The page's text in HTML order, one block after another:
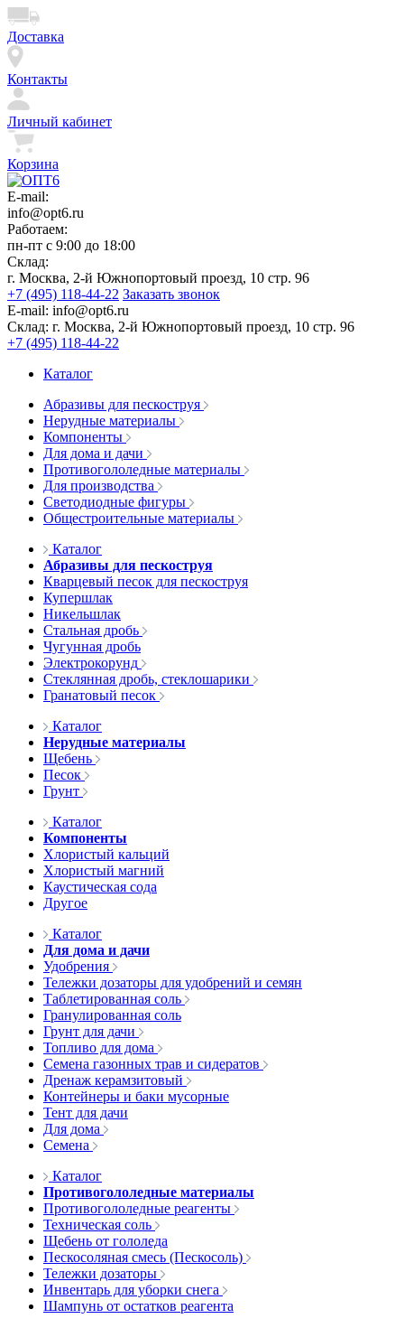
Доставка
Контакты
Личный кабинет
Корзина
E-mail:
info@opt6.ru
Работаем:
пн-пт с 9:00 до 18:00
Склад:
г. Москва, 2-й Южнопортовый проезд, 10 стр. 96
+7 (495) 118-44-22 Заказать звонок
E-mail: info@opt6.ru
Склад: г. Москва, 2-й Южнопортовый проезд, 10 стр. 96
+7 (495) 118-44-22
Каталог
Абразивы для пескоструя
Нерудные материалы
Компоненты
Для дома и дачи
Противогололедные материалы
Для производства
Светодиодные фигуры
Общестроительные материалы
Каталог
Абразивы для пескоструя
Кварцевый песок для пескоструя
Купершлак
Никельшлак
Стальная дробь
Чугунная дробь
Электрокорунд
Стеклянная дробь, стеклошарики
Гранатовый песок
Каталог
Нерудные материалы
Щебень
Песок
Грунт
Каталог
Компоненты
Хлористый кальций
Хлористый магний
Каустическая сода
Другое
Каталог
Для дома и дачи
Удобрения
Тележки дозаторы для удобрений и семян
Таблетированная соль
Гранулированная соль
Грунт для дачи
Топливо для дома
Семена газонных трав и сидератов
Дренаж керамзитовый
Контейнеры и баки мусорные
Тент для дачи
Для дома
Семена
Каталог
Противогололедные материалы
Противогололедные реагенты
Техническая соль
Щебень от гололеда
Пескосоляная смесь (Пескосоль)
Тележки дозаторы
Инвентарь для уборки снега
Шампунь от остатков реагента